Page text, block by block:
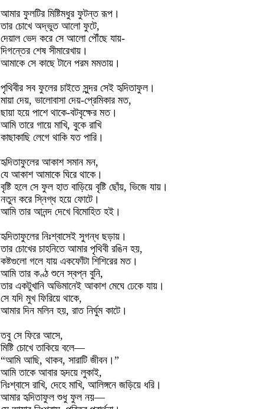
আমার ফুলটির মিষ্টিমধুর ফুটন্ত রূপ।
তার চোখে অদ্ভুত আলো ফুটে,
দেয়াল ভেদ করে সে আলো পৌঁছে যায়-
দিগন্তের শেষ সীমারেখায়।
আমাকে সে কাছে টানে পরম মমতায়।
পৃথিবীর সব ফুলের চাইতে সুন্দর সেই হৃদিতাফুল।
মায়া দেয়, ভালোবাসা দেয়-প্রেমিকার মত,
ছায়া হয়ে পাশে থাকে-বটবৃক্ষের মত।
আমি তারে গায়ে মাখি, বুকে রাখি
কাছাকাছি লেগে থাকি যত পারি।
হৃদিতাফুলের আকাশ সমান মন,
যে আকাশ আমাকে ঘিরে থাকে।
বৃষ্টি হলে সে ফুল হাত বাড়িয়ে বৃষ্টি ছোঁয়, ভিজে যায়।
নতুন করে স্নিগ্ধ হয়ে ফোটে।
আমি তার আনন্দ দেখে বিমোহিত হই।
হৃদিতাফুলের নিঃশ্বাসেই সুগন্ধ ছড়ায়।
তার চোখের চাহনিতে আমার পৃথিবী রঙিন হয়,
কষ্টগুলো গলে যায় একফোঁটা শিশিরের মত।
আমি তার কণ্ঠ শুনে স্বপ্ন বুনি,
তার একটুখানি অভিমানেই আকাশ মেঘে ঢেকে যায়।
সে যদি মুখ ফিরিয়ে থাকে,
আমার দিন মলিন হয়, রাত নির্ঘুম কাটে।
তবু সে ফিরে আসে,
মিষ্টি চোখে তাকিয়ে বলে—
“আমি আছি, থাকব, সারাটি জীবন।”
আমি তাকে আবার হৃদয়ে লুকাই,
নিঃশ্বাসে রাখি, দেহে মাখি, আলিঙ্গনে জড়িয়ে ধরি।
আমার হৃদিতাফুল শুধু ফুল নয়—